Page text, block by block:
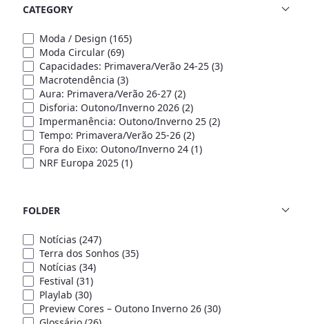
CATEGORY
Moda / Design (165)
Moda Circular (69)
Capacidades: Primavera/Verão 24-25 (3)
Macrotendência (3)
Aura: Primavera/Verão 26-27 (2)
Disforia: Outono/Inverno 2026 (2)
Impermanência: Outono/Inverno 25 (2)
Tempo: Primavera/Verão 25-26 (2)
Fora do Eixo: Outono/Inverno 24 (1)
NRF Europa 2025 (1)
FOLDER
Notícias (247)
Terra dos Sonhos (35)
Notícias (34)
Festival (31)
Playlab (30)
Preview Cores – Outono Inverno 26 (30)